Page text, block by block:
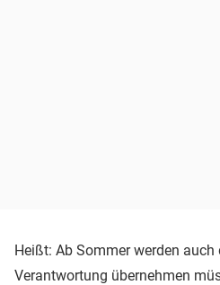
Heißt: Ab Sommer werden
Verantwortung übernehmen